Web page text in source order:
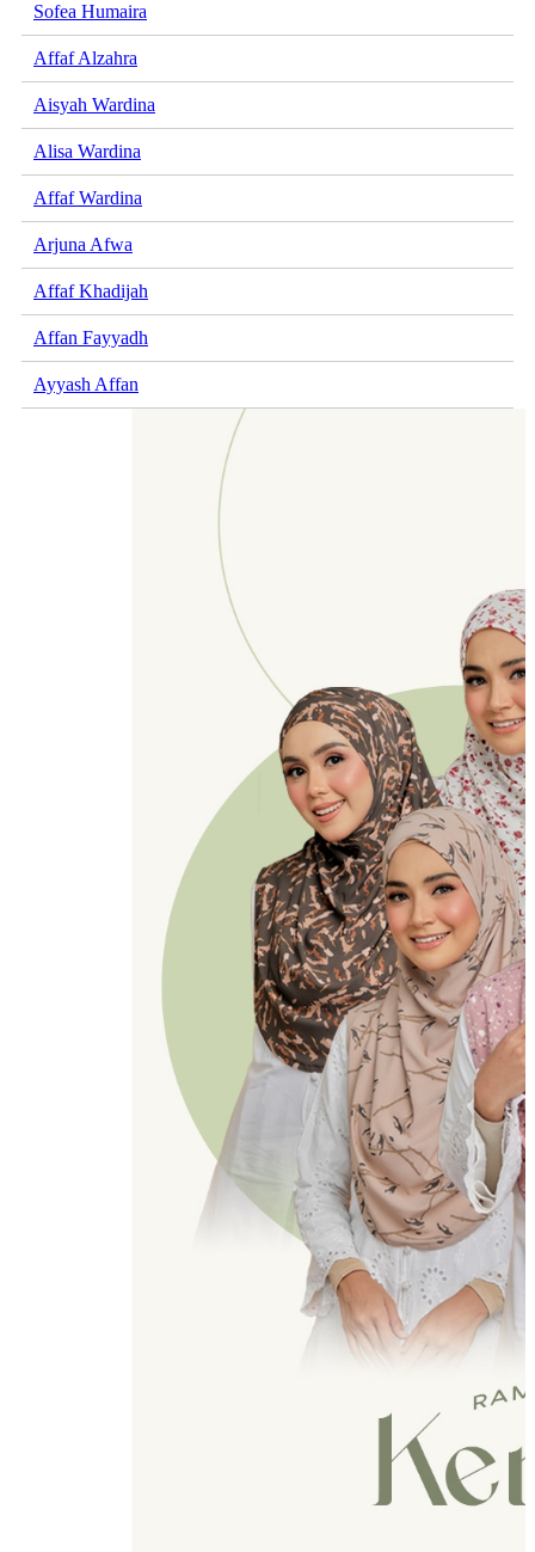
Sofea Humaira
Affaf Alzahra
Aisyah Wardina
Alisa Wardina
Affaf Wardina
Arjuna Afwa
Affaf Khadijah
Affan Fayyadh
Ayyash Affan